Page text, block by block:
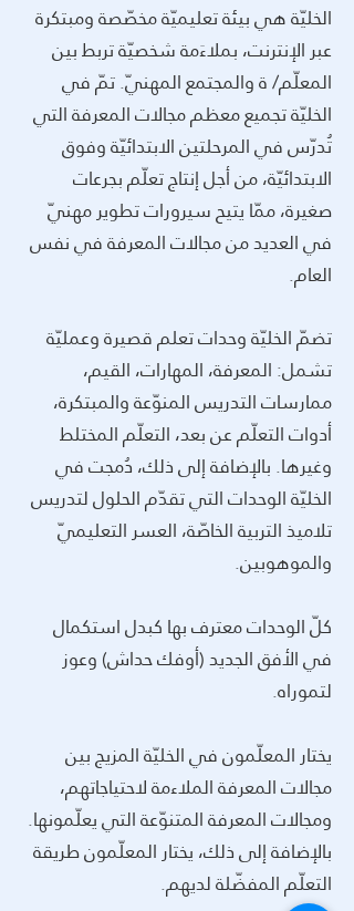
الخليّة هي بيئة تعليميّة مخصّصة ومبتكرة
عبر الإنترنت، بملاءَمة شخصيّة تربط بين
المعلّم/ ة والمجتمع المهنيّ. تمّ في
الخليّة تجميع معظم مجالات المعرفة التي
تُدرّس في المرحلتين الابتدائيّة وفوق
الابتدائيّة، من أجل إنتاج تعلّم بجرعات
صغيرة، ممّا يتيح سيرورات تطوير مهنيّ
في العديد من مجالات المعرفة في نفس
العام.
تضمّ الخليّة وحدات تعلم قصيرة وعمليّة
تشمل: المعرفة، المهارات، القيم،
ممارسات التدريس المنوّعة والمبتكرة،
أدوات التعلّم عن بعد، التعلّم المختلط
وغيرها. بالإضافة إلى ذلك، دُمجت في
الخليّة الوحدات التي تقدّم الحلول لتدريس
تلاميذ التربية الخاصّة، العسر التعليميّ
والموهوبين.
كلّ الوحدات معترف بها كبدل استكمال
في الأفق الجديد (أوفك حداش) وعوز
لتموراه.
يختار المعلّمون في الخليّة المزيج بين
مجالات المعرفة الملاءمة لاحتياجاتهم،
ومجالات المعرفة المتنوّعة التي يعلّمونها.
بالإضافة إلى ذلك، يختار المعلّمون طريقة
التعلّم المفضّلة لديهم.